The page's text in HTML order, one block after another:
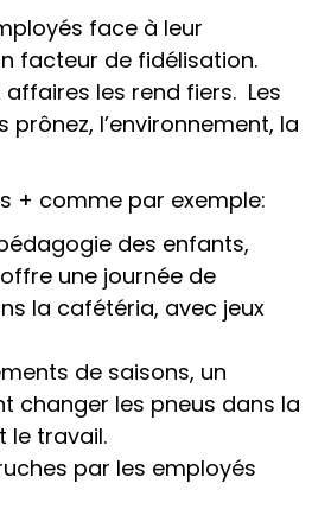
face à leur
facteur de fidélisation.
les rend fiers. Les
prônez, l’environnement, la
+ comme par exemple:
des enfants,
une journée de
la cafétéria, avec jeux
de saisons, un
changer les pneus dans la
le travail.
par les employés